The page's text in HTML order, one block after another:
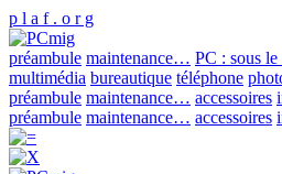
p l a f . o r g
préambule maintenance… PC : sous le
multimédia bureautique téléphone
préambule maintenance… accessoires
préambule maintenance… accessoires